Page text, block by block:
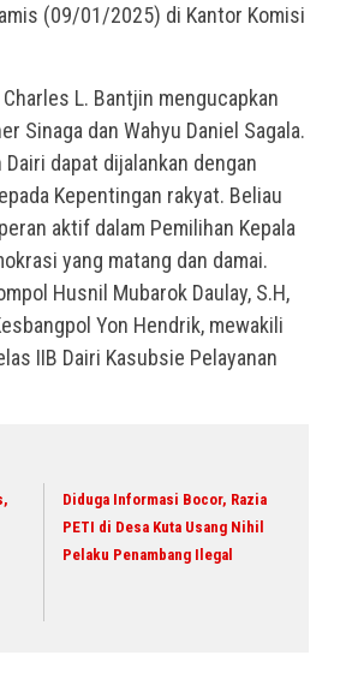
(09/01/2025) di Kantor Komisi
L. Bantjin mengucapkan
Sinaga dan Wahyu Daniel Sagala.
dapat dijalankan dengan
Kepentingan rakyat. Beliau
aktif dalam Pemilihan Kepala
yang matang dan damai.
Husnil Mubarok Daulay, S.H,
Yon Hendrik, mewakili
IIB Dairi Kasubsie Pelayanan
Diduga Informasi Bocor, Razia
PETI di Desa Kuta Usang Nihil
Pelaku Penambang Ilegal